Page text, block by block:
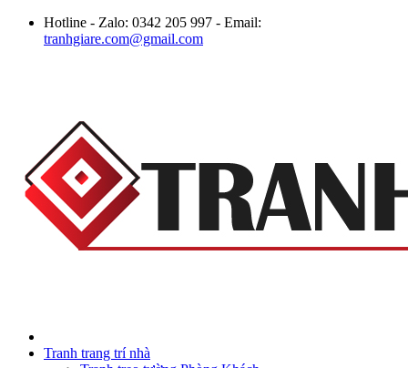
Hotline - Zalo: 0342 205 997 - Email:
tranhgiare.com@gmail.com
Tranh trang trí nhà